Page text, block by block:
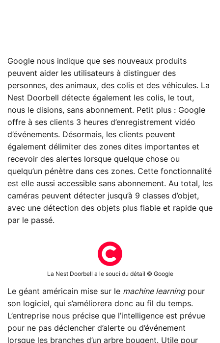
Google nous indique que ses nouveaux produits
peuvent aider les utilisateurs à distinguer des
personnes, des animaux, des colis et des véhicules. La
Nest Doorbell détecte également les colis, le tout,
nous le disions, sans abonnement. Petit plus : Google
offre à ses clients 3 heures d’enregistrement vidéo
d’événements. Désormais, les clients peuvent
également délimiter des zones dites importantes et
recevoir des alertes lorsque quelque chose ou
quelqu’un pénètre dans ces zones. Cette fonctionnalité
est elle aussi accessible sans abonnement. Au total, les
caméras peuvent détecter jusqu’à 9 classes d’objet,
avec une détection des objets plus fiable et rapide que
par le passé.
La Nest Doorbell a le souci du détail © Google
Le géant américain mise sur le machine learningpour
son logiciel, qui s’améliorera donc au fil du temps.
L’entreprise nous précise que l’intelligence est prévue
pour ne pas déclencher d’alerte ou d’événement
lorsque les branches d’un arbre bougent. Utile pour